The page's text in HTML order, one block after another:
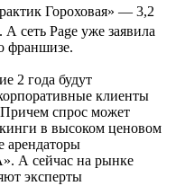
Гороховая» — 3,2
сеть Page уже заявила
франшизе.
2 года будут
клиенты
спрос может
в высоком ценовом
арендаторы
А сейчас на рынке
эксперты